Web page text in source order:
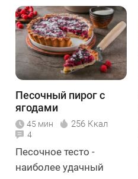
Песочный пирог с
ягодами
45 мин 256 Ккал
4
Песочное тесто -
наиболее удачный